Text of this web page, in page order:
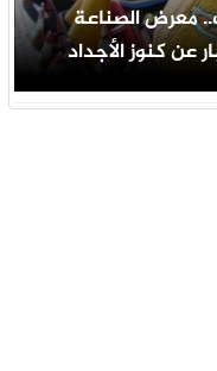
معرض الصناعة
عن كنوز الأجداد